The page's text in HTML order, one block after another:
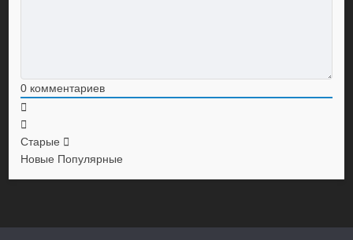
0 комментариев
Старые
Новые Популярные